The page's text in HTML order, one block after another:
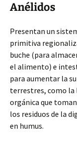
Anélidos
Presentan un
primitiva
buche (para
el alimento) e
para aumentar la
terrestres, como
orgánica que
los residuos de la
en humus.